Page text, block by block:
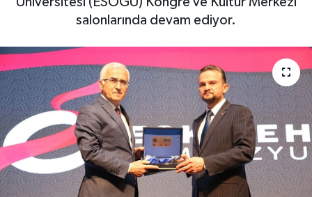
salonlarında devam ediyor.
Ekonomi
Sağlık
Yaşam
Resmi ilanlar
Son Dakika Haberleri
Haber Arşivi